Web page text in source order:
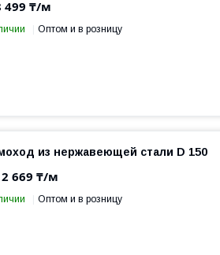
499 ₸/м
Оптом и в розницу
из нержавеющей стали D 150
669 ₸/м
Оптом и в розницу